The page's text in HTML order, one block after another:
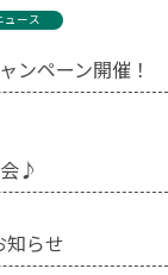
ュース
ンペーン開催！
♪
知らせ